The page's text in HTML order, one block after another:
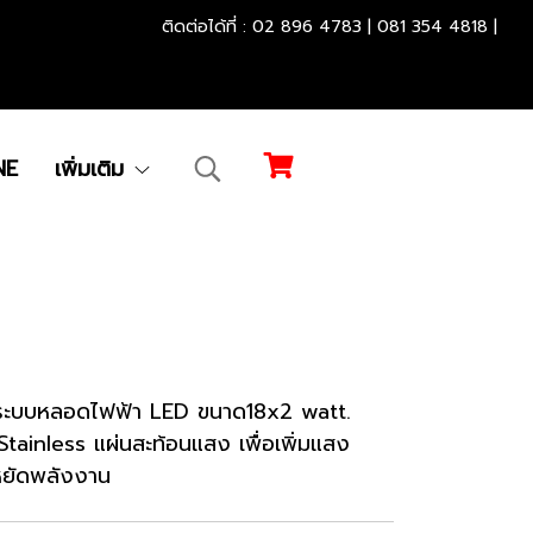
ติดต่อได้ที่ : 02 896 4783 | 081 354 4818 |
เพิ่มเติม
บบหลอดไฟฟ้า LED ขนาด18x2 watt.
แผ่นสะท้อนแสง เพื่อเพิ่มแสง
ดพลังงาน